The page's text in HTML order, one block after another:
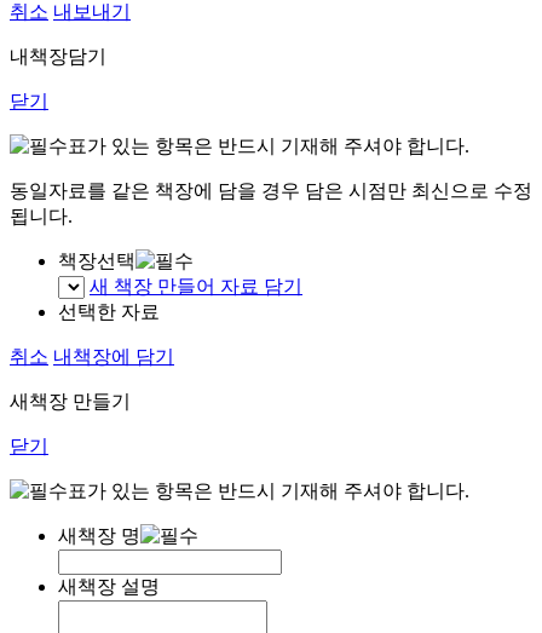
취소 내보내기
내책장담기
닫기
표가 있는 항목은 반드시 기재해 주셔야 합니다.
동일자료를 같은 책장에 담을 경우 담은 시점만 최신으로 수정
됩니다.
책장선택
새 책장 만들어 자료 담기
선택한 자료
취소 내책장에 담기
새책장 만들기
닫기
표가 있는 항목은 반드시 기재해 주셔야 합니다.
새책장 명
새책장 설명